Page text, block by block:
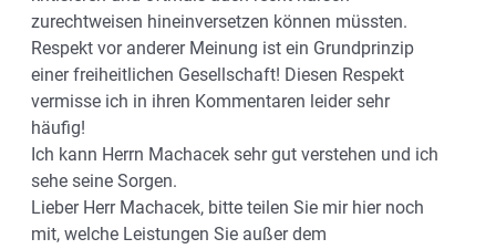
zurechtweisen hineinversetzen können müssten.
Respekt vor anderer Meinung ist ein Grundprinzip
einer freiheitlichen Gesellschaft! Diesen Respekt
vermisse ich in ihren Kommentaren leider sehr
häufig!
Ich kann Herrn Machacek sehr gut verstehen und ich
sehe seine Sorgen.
Lieber Herr Machacek, bitte teilen Sie mir hier noch
mit, welche Leistungen Sie außer dem